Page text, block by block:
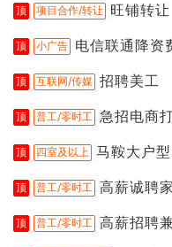
顶 项目合作/转让 旺铺转
顶 小广告 电信联通降
顶 互联网/传媒 招聘美工
顶 普工/零时工 急招电商
顶 四室及以上 马鞍大户
顶 普工/零时工 高薪诚聘
顶 普工/零时工 高薪招聘